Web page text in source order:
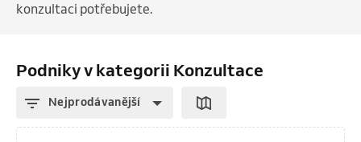
konzultaci potřebujete.
Podniky v kategorii Konzultace
Nejprodávanější